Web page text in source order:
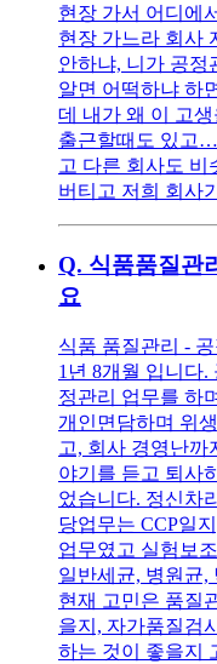
현장 가서 어디에
현장 가느라 회사
안하냐, 니가 공정
알면 어떡하냐 하
데 내가 왜 이 고
출근할때도 있고
고 다른 회사도 비
버티고 저희 회사
Q. 식품품질관
요
식품 품질관리 -
1년 8개월 입니다
정관리 업무를 하
개인면담하며 위
고, 회사 경영난까
야기를 듣고 퇴사
었습니다. 정신차
당업무는 CCP일
업무였고 실험보
일반세균, 병원균,
현재 고민은 품질
을지, 자가품질검
하는 것이 좋을지